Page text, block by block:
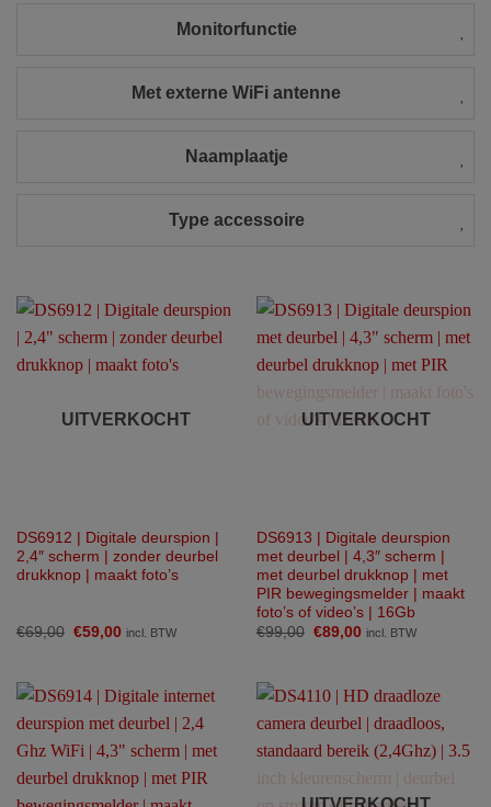
Monitorfunctie
Met externe WiFi antenne
Naamplaatje
Type accessoire
UITVERKOCHT
DS6912 | Digitale deurspion |
2,4″ scherm | zonder deurbel
drukknop | maakt foto’s
€69,00 Oorspronkelijke
€59,00Huidige
incl. BTW
UITVERKOCHT
DS6913 | Digitale deurspion
met deurbel | 4,3″ scherm |
met deurbel drukknop | met
PIR bewegingsmelder | maakt
foto’s of video’s | 16Gb
€99,00 Oorspronkelijke
€89,00Huidige
incl. BTW